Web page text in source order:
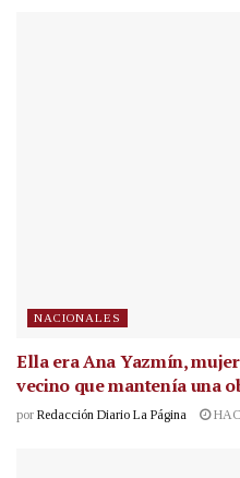
NACIONALES
Ella era Ana Yazmín,
vecino que mantenía una
por Redacción Diario La Página